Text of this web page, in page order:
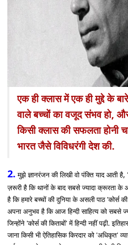
एक ही क्लास में एक ही मुद्दे के
वाले बच्चों का वजूद संभव हो,
किसी क्लास की सफलता होनी
भारत जैसे विविधरंगी देश की.
2. मुझे ज्ञानरंजन की लिखी वो पंक्ति याद आती
ज़रूरी है कि थानों के बाद सबसे ज्यादा क्रूरता
है कि हमारे बच्चों की दुनिया के असली पाठ 'कोर्स
अपना अनुभव है कि आज हिन्दी साहित्य को सबसे
जिन्होंने 'कोर्स की किताबों' में हिन्दी नहीं पढ़ी.
जाना किसी भी ऐतिहासिक किरदार को